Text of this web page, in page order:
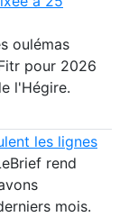
oulémas
pour 2026
l'Hégire.
les lignes
rend
mois.